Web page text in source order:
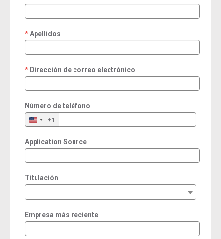
required
Apellidos
required
Dirección de correo electrónico
required
Número de teléfono
+1
Application Source
Titulación
Empresa más reciente